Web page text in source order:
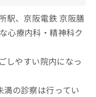
駅、京阪電鉄 京阪膳
心療内科・精神科ク
しやすい院内になっ
の診察は行ってい